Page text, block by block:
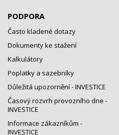
PODPORA
Často kladené dotazy
Dokumenty ke stažení
Kalkulátory
Poplatky a sazebníky
Důležitá upozornění - INVESTICE
Časový rozvrh provozního dne -
INVESTICE
Informace zákazníkům -
INVESTICE